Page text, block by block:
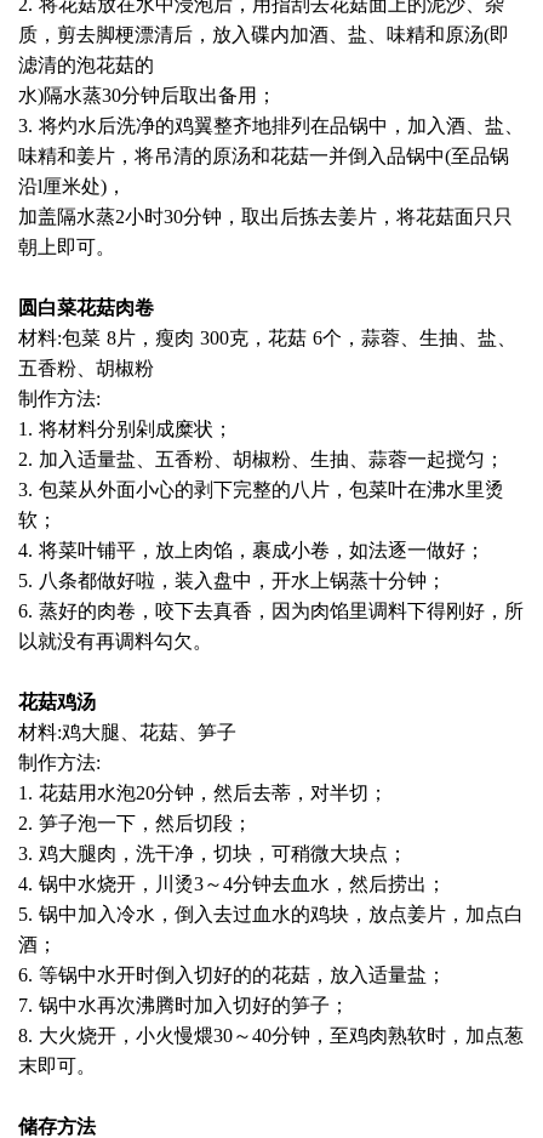
2. 将花菇放在水中浸泡后，用指刮去花菇面上的泥沙、杂
质，剪去脚梗漂清后，放入碟内加酒、盐、味精和原汤(即
滤清的泡花菇的
水)隔水蒸30分钟后取出备用；
3. 将灼水后洗净的鸡翼整齐地排列在品锅中，加入酒、盐、
味精和姜片，将吊清的原汤和花菇一并倒入品锅中(至品锅
沿l厘米处)，
加盖隔水蒸2小时30分钟，取出后拣去姜片，将花菇面只只
朝上即可。
圆白菜花菇肉卷
材料:包菜 8片，瘦肉 300克，花菇 6个，蒜蓉、生抽、盐、
五香粉、胡椒粉
制作方法:
1. 将材料分别剁成糜状；
2. 加入适量盐、五香粉、胡椒粉、生抽、蒜蓉一起搅匀；
3. 包菜从外面小心的剥下完整的八片，包菜叶在沸水里烫
软；
4. 将菜叶铺平，放上肉馅，裹成小卷，如法逐一做好；
5. 八条都做好啦，装入盘中，开水上锅蒸十分钟；
6. 蒸好的肉卷，咬下去真香，因为肉馅里调料下得刚好，所
以就没有再调料勾欠。
花菇鸡汤
材料:鸡大腿、花菇、笋子
制作方法:
1. 花菇用水泡20分钟，然后去蒂，对半切；
2. 笋子泡一下，然后切段；
3. 鸡大腿肉，洗干净，切块，可稍微大块点；
4. 锅中水烧开，川烫3～4分钟去血水，然后捞出；
5. 锅中加入冷水，倒入去过血水的鸡块，放点姜片，加点白
酒；
6. 等锅中水开时倒入切好的的花菇，放入适量盐；
7. 锅中水再次沸腾时加入切好的笋子；
8. 大火烧开，小火慢煨30～40分钟，至鸡肉熟软时，加点葱
末即可。
储存方法